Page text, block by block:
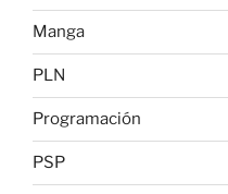
Manga
PLN
Programación
PSP